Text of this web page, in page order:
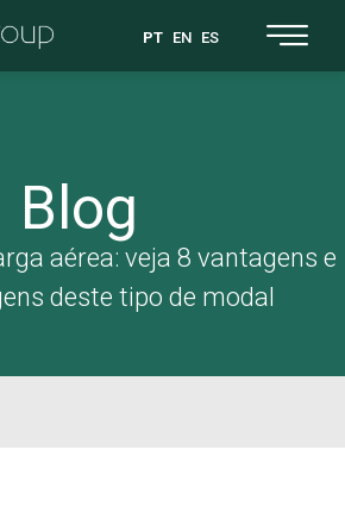
PT EN ES
Blog
aérea: veja 8 vantagens e
deste tipo de modal